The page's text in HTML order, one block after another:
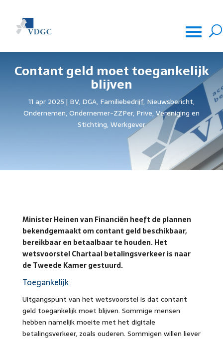
Contant geld moet toegankelijk
blijven
11 apr 2025 BV, DGA, Familiebedrijf, Nieuwsbericht,
Ondernemen,Ondernemer-ZZPer, Prive,Vereniging en
Stichting,Werkgever
Minister Heinen van Financiën heeft de plannen
bekendgemaakt om contant geld beschikbaar,
bereikbaar en betaalbaar te houden. Het
wetsvoorstel Chartaal betalingsverkeer is naar
de Tweede Kamer gestuurd.
Toegankelijk
Uitgangspunt van het wetsvoorstel is dat contant
geld toegankelijk moet blijven. Sommige mensen
hebben namelijk moeite met het digitale
betalingsverkeer, zoals ouderen. Sommigen willen liever